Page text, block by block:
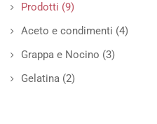
Prodotti (9)
Aceto e condimenti (4)
Grappa e Nocino (3)
Gelatina (2)